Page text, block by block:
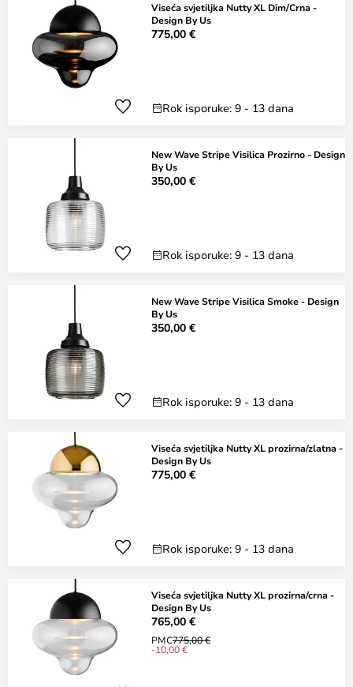
Viseća svjetiljka Nutty XL Dim/Crna -
Design By Us
775,00 €
Rok isporuke: 9 - 13 dana
New Wave Stripe Visilica Prozirno - Design
By Us
350,00 €
Rok isporuke: 9 - 13 dana
New Wave Stripe Visilica Smoke - Design
By Us
350,00 €
Rok isporuke: 9 - 13 dana
Viseća svjetiljka Nutty XL prozirna/zlatna -
Design By Us
775,00 €
Rok isporuke: 9 - 13 dana
Viseća svjetiljka Nutty XL prozirna/crna -
Design By Us
765,00 €
PMC775,00 €
-10,00 €